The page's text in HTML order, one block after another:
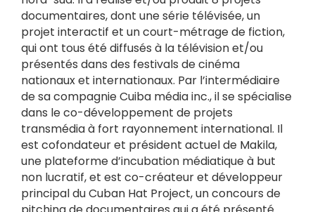
documentaires, dont une série télévisée, un
projet interactif et un court-métrage de fiction,
qui ont tous été diffusés à la télévision et/ou
présentés dans des festivals de cinéma
nationaux et internationaux. Par l’intermédiaire
de sa compagnie Cuiba média inc., il se spécialise
dans le co-développement de projets
transmédia à fort rayonnement international. Il
est cofondateur et président actuel de Makila,
une plateforme d’incubation médiatique à but
non lucratif, et est co-créateur et développeur
principal du Cuban Hat Project, un concours de